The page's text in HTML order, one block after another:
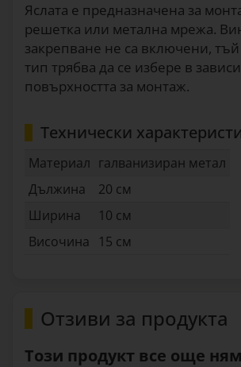
Яслата е предназначена за
решетка или метална мрежа.
закрепване не са включени, тъй
тип трябва да се избере в
повърхността за монтаж.
Технически
Материал галванизиран метал
Дължина
20 см
Ширина
10 см
Височина
15 см
Отзиви за продукта
Този продукт все още